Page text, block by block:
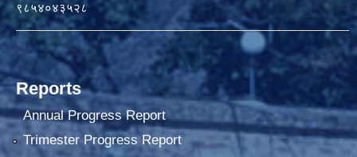
९८५४०४३५२८
Reports
Annual Progress Report
Trimester Progress Report